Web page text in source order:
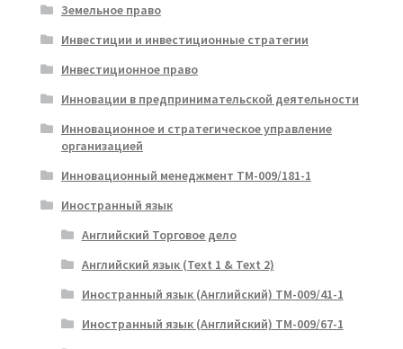
Земельное право
Инвестиции и инвестиционные стратегии
Инвестиционное право
Инновации в предпринимательской деятельности
Инновационное и стратегическое управление
организацией
Инновационный менеджмент ТМ-009/181-1
Иностранный язык
Английский Торговое дело
Английский язык (Text 1 & Text 2)
Иностранный язык (Английский) ТМ-009/41-1
Иностранный язык (Английский) ТМ-009/67-1